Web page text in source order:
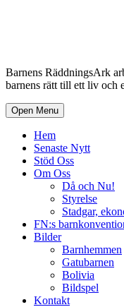
Barnens RäddningsArk
barnens rätt till ett liv och
Open Menu
Hem
Senaste Nytt
Stöd Oss
Om Oss
Då och Nu!
Styrelse
Stadgar,
FN:s
Bilder
Barnhemmen
Gatubarnen
Bolivia
Bildspel
Kontakt